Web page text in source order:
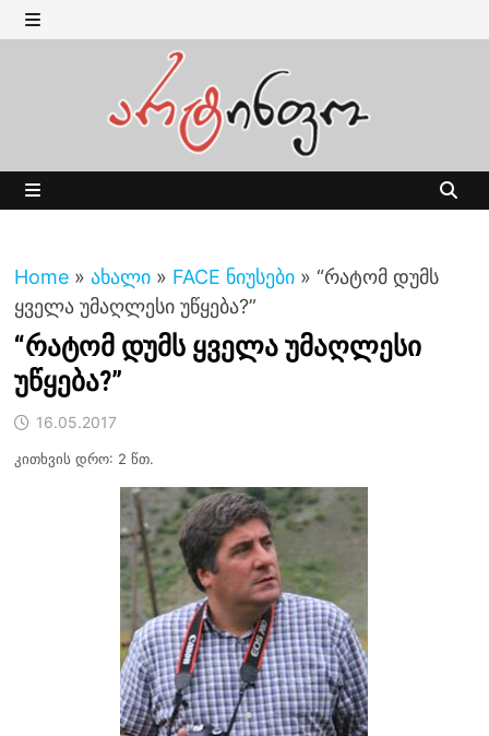
Skip
to MENU
Home » ახალი » FACE ნიუსები » “რატომ დუმს
ყველა უმაღლესი უწყება?”
“რატომ დუმს ყველა უმაღლესი
უწყება?”
16.05.2017
კითხვის დრო: 2 წთ.